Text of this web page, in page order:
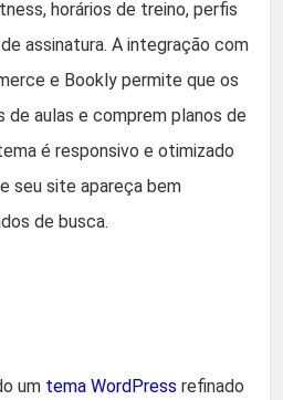
horários de treino, perfis
assinatura. A integração com
e Bookly permite que os
de aulas e comprem planos de
é responsivo e otimizado
seu site apareça bem
de busca.
um tema WordPress refinado